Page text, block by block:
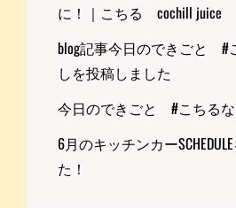
に！｜こちる cochill juice
blog記事今日のできごと #
しを投稿しました
今日のできごと #こちる
6月のキッチンカー
た！